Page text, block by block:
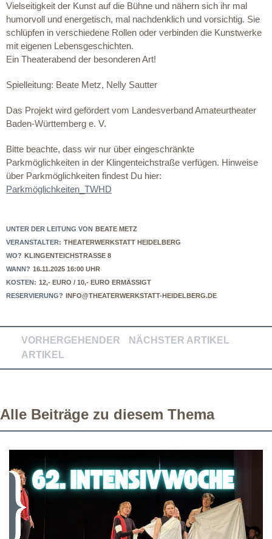
Vielseitigkeit der Kunst auf die Bühne und nähern sich ihr mal
humorvoll und energetisch, mal nachdenklich und vorsichtig. Sie
schlüpfen in verschiedene Rollen oder verbinden die Kunstwerke
mit eigenen Lebensgeschichten.
Ein Theaterabend der besonderen Art!
Spielleitung: Beate Metz, Nelly Sautter
Das Projekt wird gefördert vom Landesverband Amateurtheater
Baden-Württemberg e. V.
Bitte beachte, dass wir nur über eingeschränkte
Parkmöglichkeiten in der Klingenteichstraße verfügen. Hinweise
über Parkmöglichkeiten findest Du hier:
Parkmöglichkeiten_TWHD
UNTER DER LEITUNG VON
BEATE METZ
VERANSTALTER: THEATERWERKSTATT HEIDELBERG
WO? KLINGENTEICHSTRASSE 8
WANN? 16.11.2025 16:00 UHR
KOSTEN: 12,- EURO / 10,- EURO ERMÄSSIGT
RESERVIERUNG?
INFO@THEATERWERKSTATT-HEIDELBERG.DE
VORHERGEHENDER
ARTIKEL
NÄCHSTER ARTIKEL
Alle Beiträge zu diesem Thema